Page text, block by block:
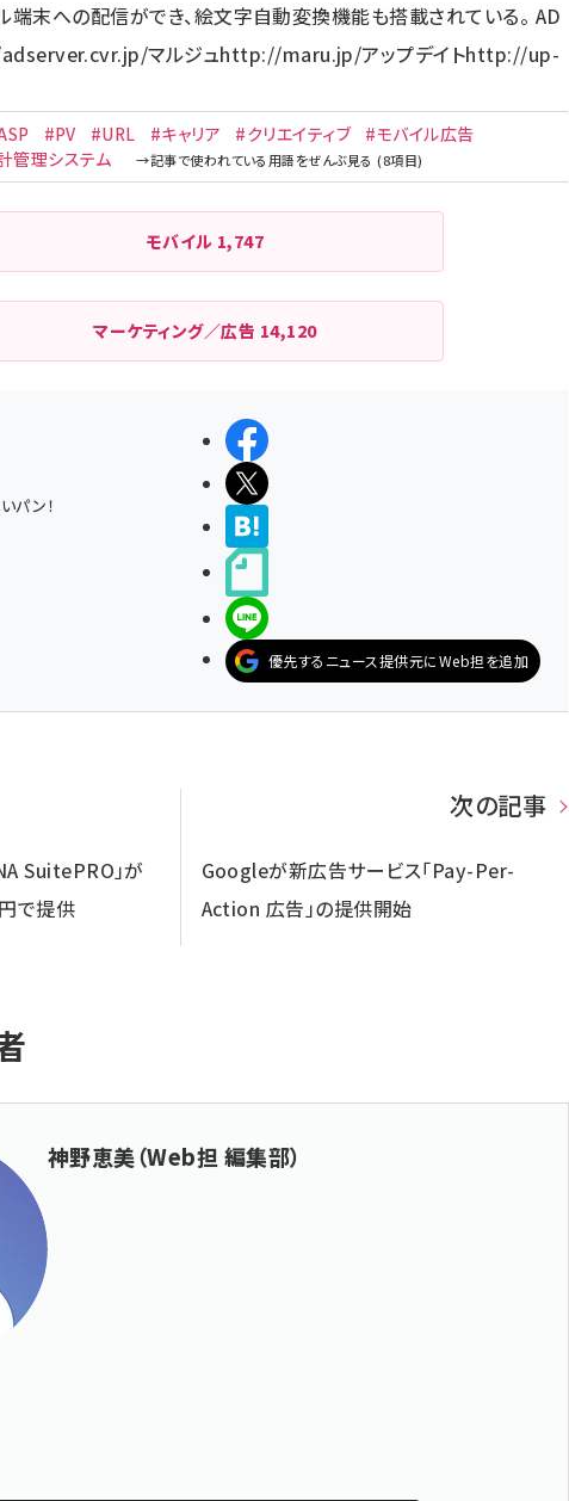
端末への配信ができ、絵文字自動変換機能も搭載されている。 AD
マルジュhttp://maru.jp/アップデイトhttp://up-
#PV #URL #キャリア #クリエイティブ
#モバイル広告
管理システム
モバイル 1,747
マーケティング／広告 14,120
パン！
シェアする
ポストする
LINEで送る
優先するニュース提供元にWeb担を追加
SuitePRO」が
で提供
次の記事
Googleが新広告サービス「Pay-Per-
Action 広告」の提供開始
神野恵美（Web担 編集部）